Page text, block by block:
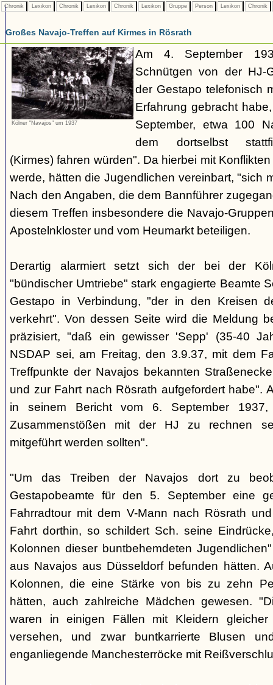
Chronik Lexikon Chronik Lexikon Chronik Lexikon Gruppe Person Lexikon Chronik
Großes Navajo-Treffen auf Kirmes in Rösrath
Kölner "Navajos" um 1937
Am 4. September
Schnütgen von der HJ-
der Gestapo telefonisch
Erfahrung gebracht
September, etwa 100
dem dortselbst
(Kirmes) fahren würden". Da hierbei mit
werde, hätten die Jugendlichen vereinbart, "sich
Nach den Angaben, die dem Bannführer
diesem Treffen insbesondere die Navajo-
Apostelnkloster und vom Heumarkt beteiligen.
Derartig alarmiert setzt sich der bei der
"bündischer Umtriebe" stark engagierte Beamte
Gestapo in Verbindung, "der in den Kreisen
verkehrt". Von dessen Seite wird die Meldung
präzisiert, "daß ein gewisser 'Sepp' (35-40
NSDAP sei, am Freitag, den 3.9.37, mit dem
Treffpunkte der Navajos bekannten
und zur Fahrt nach Rösrath aufgefordert habe".
in seinem Bericht vom 6. September
Zusammenstößen mit der HJ zu rechnen
mitgeführt werden sollten".
"Um das Treiben der Navajos dort zu
Gestapobeamte für den 5. September eine
Fahrradtour mit dem V-Mann nach Rösrath
Fahrt dorthin, so schildert Sch. seine
Kolonnen dieser buntbehemdeten
aus Navajos aus Düsseldorf befunden hätten.
Kolonnen, die eine Stärke von bis zu zehn
hätten, auch zahlreiche Mädchen gewesen.
waren in einigen Fällen mit Kleidern
versehen, und zwar buntkarrierte Blusen
enganliegende Manchesterröcke mit